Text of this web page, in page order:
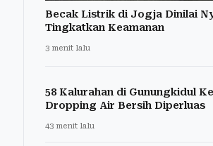
Becak Listrik di Jogja Dinilai
Tingkatkan Keamanan
3 menit lalu
58 Kalurahan di Gunungkidul
Dropping Air Bersih Diperluas
43 menit lalu